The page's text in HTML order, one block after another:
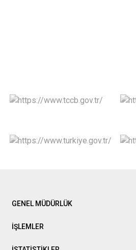
GENEL MÜDÜRLÜK
İŞLEMLER